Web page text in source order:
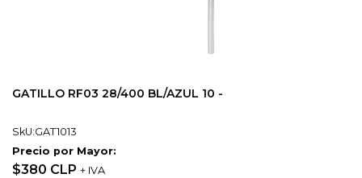
GATILLO RF03 28/400 BL/AZUL 10 -
SkU:GAT1013
Precio por Mayor:
$380 CLP + IVA